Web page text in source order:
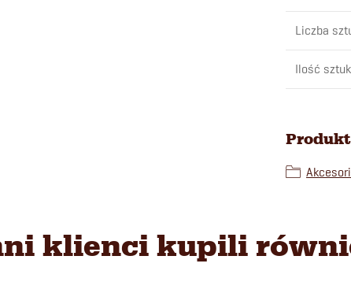
Liczba
Ilość
klienci kupili